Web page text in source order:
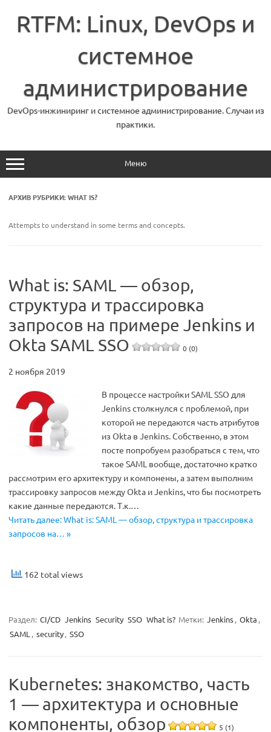
содержимому
RTFM: Linux, DevOps и
системное
администрирование
DevOps-инжиниринг и системное администрирование. Случаи из
практики.
Меню
АРХИВ РУБРИКИ:WHAT IS?
Attempts to understand in some terms and concepts.
What is: SAML — обзор,
структура и трассировка
запросов на примере Jenkins и
Okta SAML SSO
0 (0)
2 ноября 2019
В процессе настройки SAML SSO для
Jenkins столкнулся с проблемой, при
которой не передаются часть атрибутов
из Okta в Jenkins. Собственно, в этом
посте попробуем разобраться с тем, что
такое SAML вообще, достаточно кратко
рассмотрим его архитектуру и компонены, а затем выполним
трассировку запросов между Okta и Jenkins, что бы посмотреть
какие данные передаются. Т.к.…
Читать далее: What is: SAML — обзор, структура и трассировка
запросов на… »
162 total views
Раздел: CI/CD Jenkins Security SSO What is? Метки: Jenkins, Okta ,
SAML , security, SSO
Kubernetes: знакомство, часть
1 — архитектура и основные
компоненты, обзор
5 (1)